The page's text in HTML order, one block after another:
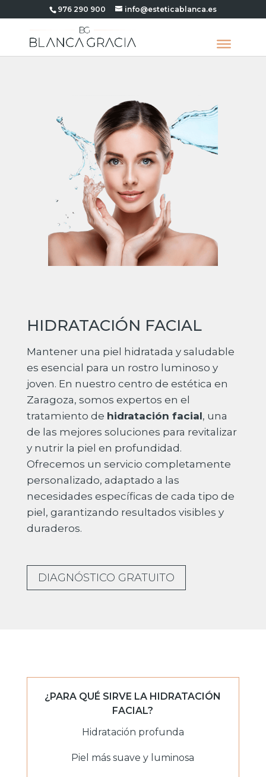
976 290 900 info@esteticablanca.es
HIDRATACIÓN FACIAL
Mantener una piel hidratada y saludable
es esencial para un rostro luminoso y
joven. En nuestro centro de estética en
Zaragoza, somos expertos en el
tratamiento de hidratación facial, una
de las mejores soluciones para revitalizar
y nutrir la piel en profundidad.
Ofrecemos un servicio completamente
personalizado, adaptado a las
necesidades específicas de cada tipo de
piel, garantizando resultados visibles y
duraderos.
DIAGNÓSTICO GRATUITO
¿PARA QUÉ SIRVE LA HIDRATACIÓN
FACIAL?
Hidratación profunda
Piel más suave y luminosa